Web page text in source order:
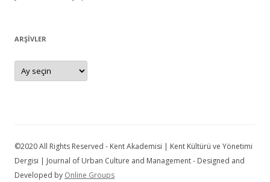
ARŞIVLER
Arşivler
©2020 All Rights Reserved - Kent Akademisi | Kent Kültürü ve Yönetimi
Dergisi | Journal of Urban Culture and Management - Designed and
Developed by Online Groups